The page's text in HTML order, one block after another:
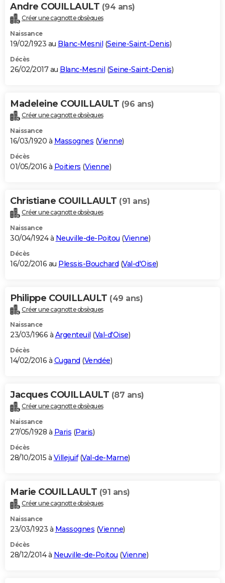
Andre COUILLAULT (94 ans)
Créer une cagnotte obsèques
Naissance
19/02/1923 au Blanc-Mesnil (Seine-Saint-Denis)
Décès
26/02/2017 au Blanc-Mesnil (Seine-Saint-Denis)
Madeleine COUILLAULT (96 ans)
Créer une cagnotte obsèques
Naissance
16/03/1920 à Massognes (Vienne)
Décès
01/05/2016 à Poitiers (Vienne)
Christiane COUILLAULT (91 ans)
Créer une cagnotte obsèques
Naissance
30/04/1924 à Neuville-de-Poitou (Vienne)
Décès
16/02/2016 au Plessis-Bouchard (Val-d'Oise)
Philippe COUILLAULT (49 ans)
Créer une cagnotte obsèques
Naissance
23/03/1966 à Argenteuil (Val-d'Oise)
Décès
14/02/2016 à Cugand (Vendée)
Jacques COUILLAULT (87 ans)
Créer une cagnotte obsèques
Naissance
27/05/1928 à Paris (Paris)
Décès
28/10/2015 à Villejuif(Val-de-Marne)
Marie COUILLAULT (91 ans)
Créer une cagnotte obsèques
Naissance
23/03/1923 à Massognes (Vienne)
Décès
28/12/2014 à Neuville-de-Poitou (Vienne)